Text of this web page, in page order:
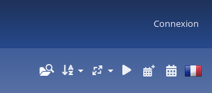
Connexion